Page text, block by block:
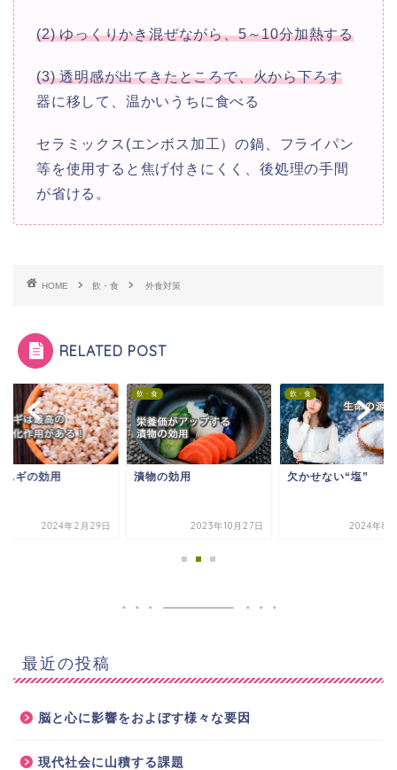
(2) ゆっくりかき混ぜながら、5～10分加熱する
(3) 透明感が出てきたところで、火から下ろす
器に移して、温かいうちに食べる
セラミックス(エンボス加工）の鍋、フライパン
等を使用すると焦げ付きにくく、後処理の手間
が省ける。
HOME 飲・食 外食対策
RELATED POST
ムギの効用
2024年2月29日
飲・食
漬物の効用
2023年10月27日
飲・食
欠かせない“塩”
2024年8
最近の投稿
脳と心に影響をおよぼす様々な要因
現代社会に山積する課題